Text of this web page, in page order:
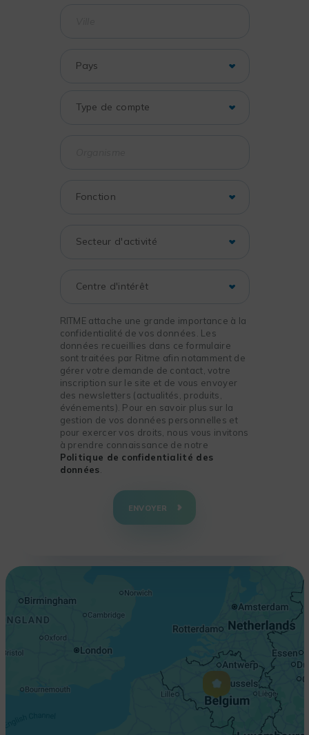
RITME attache une grande importance à la
confidentialité de vos données. Les
données recueillies dans ce formulaire
sont traitées par Ritme afin notamment de
gérer votre demande de contact, votre
inscription sur le site et de vous envoyer
des newsletters (actualités, produits,
événements). Pour en savoir plus sur la
gestion de vos données personnelles et
pour exercer vos droits, nous vous invitons
à prendre connaissance de notre
Politique de confidentialité des
données
ENVOYER